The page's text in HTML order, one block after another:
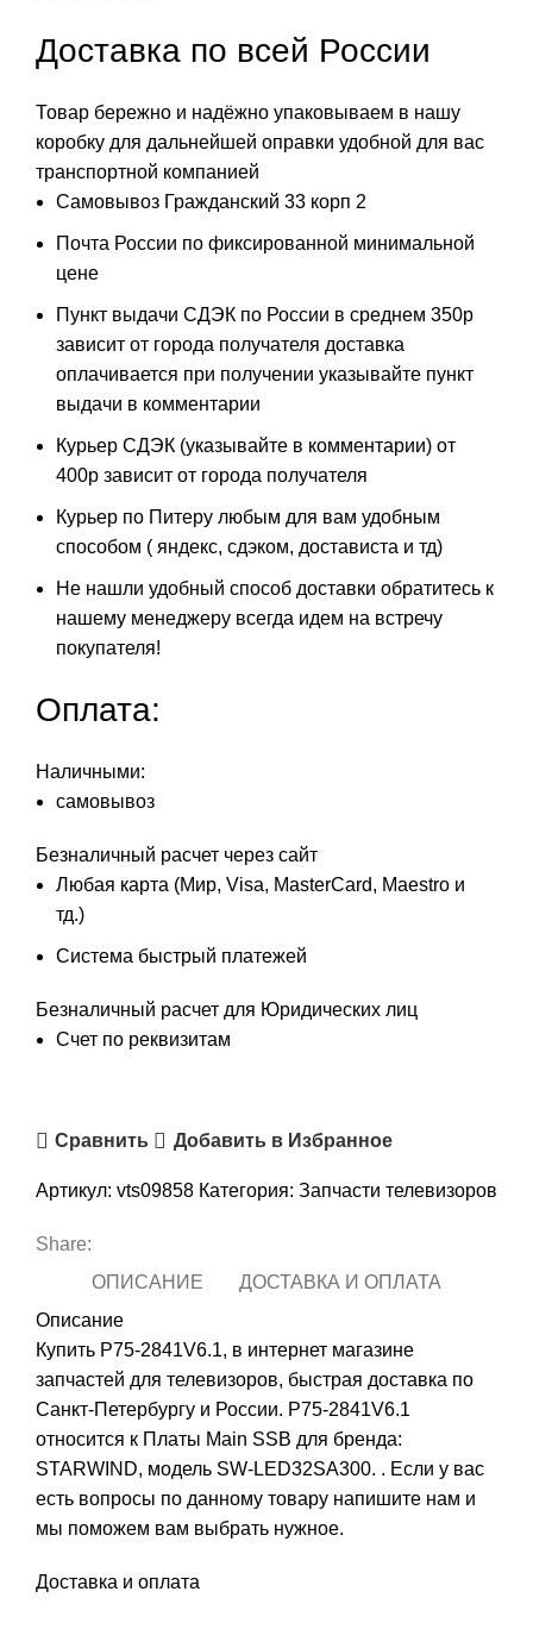
Доставка по всей России
Товар бережно и надёжно упаковываем в нашу
коробку для дальнейшей оправки удобной для вас
транспортной компанией
Самовывоз Гражданский 33 корп 2
Почта России по фиксированной минимальной
цене
Пункт выдачи СДЭК по России в среднем 350р
зависит от города получателя доставка
оплачивается при получении указывайте пункт
выдачи в комментарии
Курьер СДЭК (указывайте в комментарии) от
400р зависит от города получателя
Курьер по Питеру любым для вам удобным
способом ( яндекс, сдэком, достависта и тд)
Не нашли удобный способ доставки обратитесь к
нашему менеджеру всегда идем на встречу
покупателя!
Оплата:
Наличными:
самовывоз
Безналичный расчет через сайт
Любая карта (Мир, Visa, MasterCard, Maestro и
тд.)
Система быстрый платежей
Безналичный расчет для Юридических лиц
Счет по реквизитам
Сравнить Добавить в Избранное
Артикул: vts09858 Категория: Запчасти телевизоров
Share:
ОПИСАНИЕ
ДОСТАВКА И ОПЛАТА
Описание
Купить P75-2841V6.1, в интернет магазине
запчастей для телевизоров, быстрая доставка по
Санкт-Петербургу и России. P75-2841V6.1
относится к Платы Main SSB для бренда:
STARWIND, модель SW-LED32SA300. . Если у вас
есть вопросы по данному товару напишите нам и
мы поможем вам выбрать нужное.
Доставка и оплата